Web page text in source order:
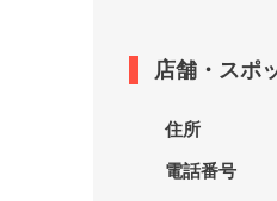
店舗・スポ
住所
電話番号